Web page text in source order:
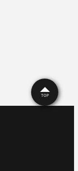
TOP